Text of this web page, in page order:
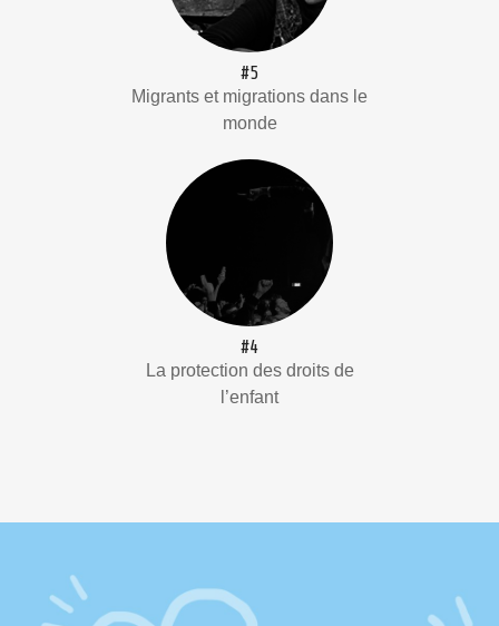
#5
Migrants et migrations dans le
monde
#4
La protection des droits de
l’enfant